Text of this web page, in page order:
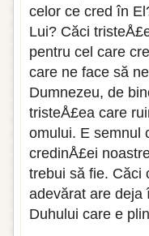
celor ce cred în
Lui? Căci
pentru cel care
care ne face să
Dumnezeu, de
tristeÅ£ea care
omului. E semnul
credinÅ£ei
trebui să fie. Căci
adevărat are deja
Duhului care e